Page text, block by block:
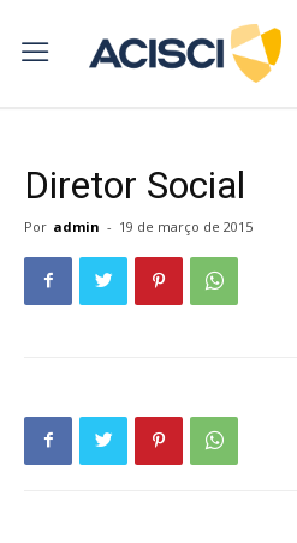
Diretor Social
Por admin - 19 de março de 2015